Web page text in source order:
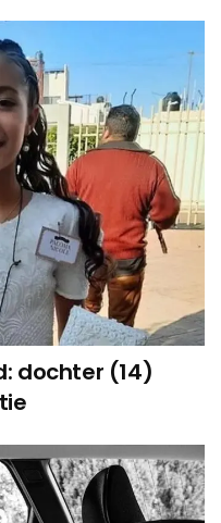
dochter (14)